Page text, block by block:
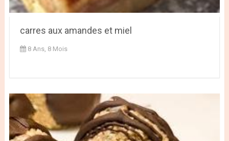
carres aux amandes et miel
8 Ans, 8 Mois